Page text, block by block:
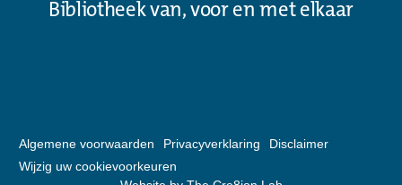
Bibliotheek van, voor en met elkaar
Algemene voorwaarden Privacyverklaring
Disclaimer
Wijzig uw cookievoorkeuren